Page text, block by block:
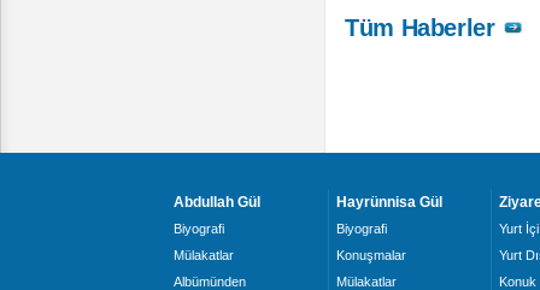
Tüm Haberler
Abdullah Gül
Biyografi
Mülakatlar
Albümünden
Hayrünnisa Gül
Biyografi
Konuşmalar
Mülakatlar
Yurt İçi
Yurt
Konuk